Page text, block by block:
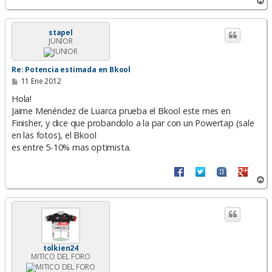
r
r
stapel
JUNIOR
Re: Potencia estimada en Bkool
M
n
s
a
j
e
11 Ene 2012
Hola!
Jaime Menéndez de Luarca prueba el Bkool este mes en
Finisher, y dice que probandolo a la par con un Powertap (sale
en las fotos), el Bkool
es entre 5-10% mas optimista.
r
r
tolkien24
MITICO DEL FORO